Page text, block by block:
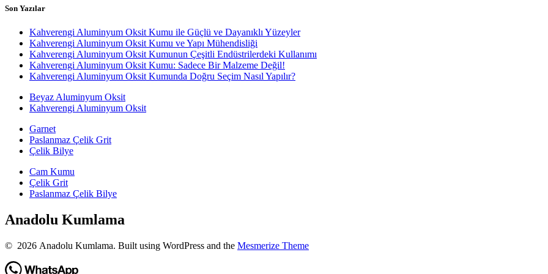
Son Yazılar
Kahverengi Aluminyum Oksit Kumu ile Güçlü ve Dayanıklı Yüzeyler
Kahverengi Aluminyum Oksit Kumu ve Yapı Mühendisliği
Kahverengi Aluminyum Oksit Kumunun Çeşitli Endüstrilerdeki Kullanımı
Kahverengi Aluminyum Oksit Kumu: Sadece Bir Malzeme Değil!
Kahverengi Aluminyum Oksit Kumunda Doğru Seçim Nasıl Yapılır?
Beyaz Aluminyum Oksit
Kahverengi Aluminyum Oksit
Garnet
Paslanmaz Çelik Grit
Çelik Bilye
Cam Kumu
Çelik Grit
Paslanmaz Çelik Bilye
Anadolu Kumlama
© 2026 Anadolu Kumlama. Built using WordPress and the Mesmerize Theme